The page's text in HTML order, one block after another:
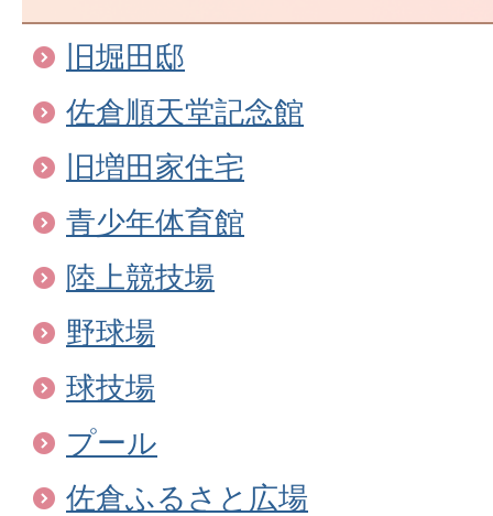
旧堀田邸
佐倉順天堂記念館
旧増田家住宅
青少年体育館
陸上競技場
野球場
球技場
プール
佐倉ふるさと広場